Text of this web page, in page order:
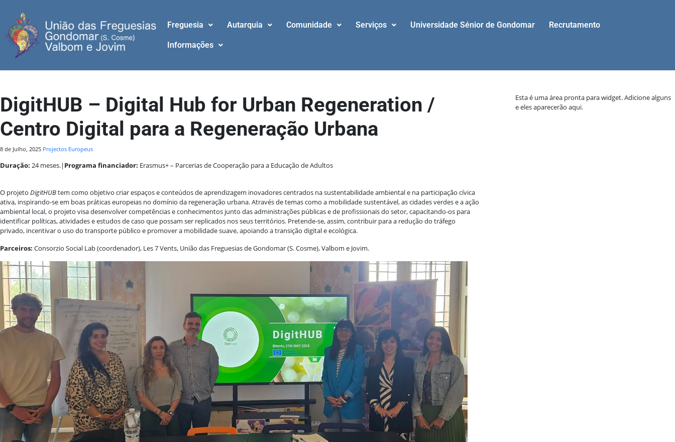
Freguesia Autarquia Comunidade Serviços Universidade Sénior de Gondomar Recrutamento
Informações
DigitHUB – Digital Hub for Urban Regeneration /
Centro Digital para a Regeneração Urbana
8 de Julho, 2025 Projectos Europeus
Duração: 24 meses.| Programa financiador: Erasmus+ – Parcerias de Cooperação para a Educação de Adultos
O projeto DigitHUBtem como objetivo criar espaços e conteúdos de aprendizagem inovadores centrados na sustentabilidade ambiental e na participação cívica
ativa, inspirando-se em boas práticas europeias no domínio da regeneração urbana. Através de temas como a mobilidade sustentável, as cidades verdes e a ação
ambiental local, o projeto visa desenvolver competências e conhecimentos junto das administrações públicas e de profissionais do setor, capacitando-os para
identificar políticas, atividades e estudos de caso que possam ser replicados nos seus territórios. Pretende-se, assim, contribuir para a redução do tráfego
privado, incentivar o uso do transporte público e promover a mobilidade suave, apoiando a transição digital e ecológica.
Parceiros: Consorzio Social Lab (coordenador), Les 7 Vents, União das Freguesias de Gondomar (S. Cosme), Valbom e Jovim.
Esta é uma área pronta para widget. Adicione alguns
e eles aparecerão aqui.